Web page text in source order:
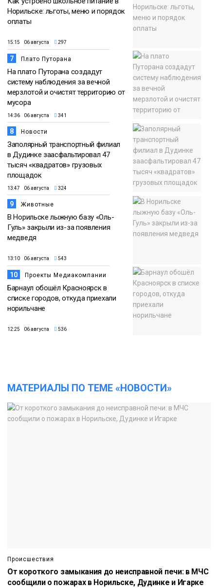
Норильске: льготы, меню и порядок
оплаты
15:15 06 августа 297
7 Плато Путорана
На плато Путорана создадут
систему наблюдения за вечной
мерзлотой и очистят территорию от
мусора
14:36 06 августа 341
8 Новости
Заполярный транспортный филиал
в Дудинке заасфальтировал 47
тысяч «квадратов» грузовых
площадок
13:47 06 августа 324
9 Животные
В Норильске лыжную базу «Оль-
Гуль» закрыли из-за появления
медведя
13:10 06 августа 543
10 Проекты Медиакомпании
Барнаул обошёл Красноярск в
списке городов, откуда приехали
норильчане
12:25 06 августа 536
МАТЕРИАЛЫ ПО ТЕМЕ «НОВОСТИ»
Происшествия
От короткого замыкания до неисправной печи: в МЧС
сообщили о пожарах в Норильске, Дудинке и Игарке